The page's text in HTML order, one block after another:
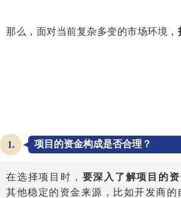
那么，面对当前复杂多变的市场环境，
1. 项目的资金构成是否合理？
在选择项目时， 要深入了解项目的资
其他稳定的资金来源，比如开发商